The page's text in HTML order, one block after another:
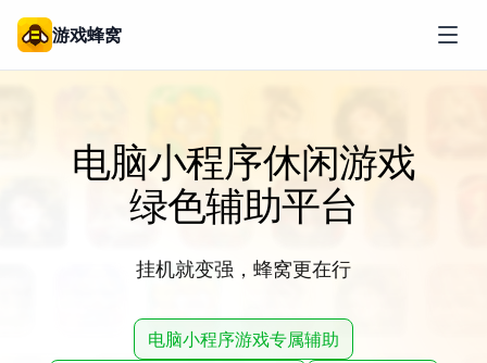
游戏蜂窝
电脑小程序休闲游戏
绿色辅助平台
挂机就变强，蜂窝更在行
电脑小程序游戏专属辅助